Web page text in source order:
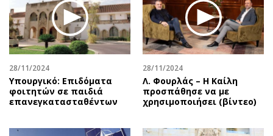
28/11/2024
Υπουργικό: Επιδόματα
φοιτητών σε παιδιά
επανεγκατασταθέντων
28/11/2024
Λ. Φουρλάς – Η Καίλη
προσπάθησε να με
χρησιμοποιήσει (βίντεο)